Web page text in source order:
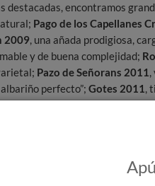
destacadas, encontramos
Pago de los Capellanes
2009, una añada prodigiosa,
y de buena complejidad;
Pazo de Señorans 2011,
perfecto”; Gotes 2011,
2009, prodigioso tinto de
fresca y plena que enamora
profunda y persistente;
y una larga persistencia; y el
de terruño.